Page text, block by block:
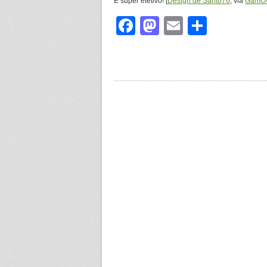
Facebook
Mastodon
Email